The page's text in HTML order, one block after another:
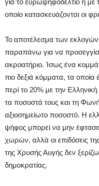
οποίο κατασκευάζονται οι
Το αποτέλεσμα των εκλογών
παραπάνω για να
ακροατήριο. Ίσως ένα
πιο δεξιά κόμματα, τα
περί το 20% με την
τα ποσοστά τους και τη
αξιοσημείωτο ποσοστό. Η
ψήφος μπορεί να μην
χωρών, αλλά οι επιδόσεις
της Χρυσής Αυγής δεν
δημοκρατίας.